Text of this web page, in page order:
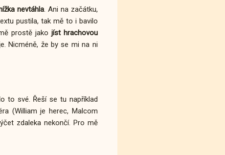
nevtáhla. Ani na začátku,
pustila, tak mě to i bavilo
prostě jako jíst hrachovou
Nicméně, že by se mi na ni
to své. Řeší se tu například
(William je herec, Malcom
zdaleka nekončí. Pro mě